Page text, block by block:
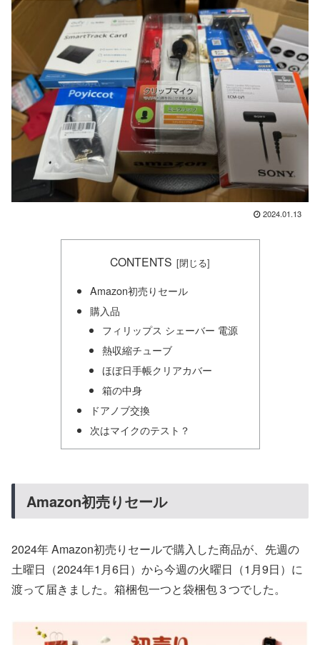
2024.01.13
CONTENTS
Amazon初売りセール
購入品
フィリップス シェーバー 電源
熱収縮チューブ
ほぼ日手帳クリアカバー
箱の中身
ドアノブ交換
次はマイクのテスト？
Amazon初売りセール
2024年 Amazon初売りセールで購入した商品が、先週の
土曜日（2024年1月6日）から今週の火曜日（1月9日）に
渡って届きました。箱梱包一つと袋梱包３つでした。